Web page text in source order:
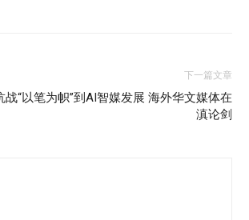
下一篇文章
战“以笔为帜”到AI智媒发展 海外华文媒体在
滇论剑